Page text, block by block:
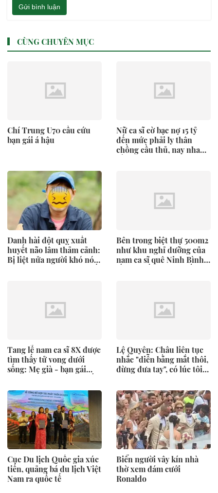
Gửi bình luận
CÙNG CHUYÊN MỤC
Chí Trung U70 cầu cứu
bạn gái á hậu
Nữ ca sĩ cờ bạc nợ 15 tỷ
đến mức phải ly thân
chồng cầu thủ, nay nhan
Danh hài đột quỵ xuất
huyết não lâm thảm cảnh:
Bị liệt nửa người khó nói
Bên trong biệt thự 500m2
như khu nghỉ dưỡng của
nam ca sĩ quê Ninh Bình
Tang lễ nam ca sĩ 8X được
tìm thấy tử vong dưới
sống: Mẹ già - bạn gái
thần đến tiễn biệt
Lệ Quyên: Châu liên tục
nhắc "diễn bằng mắt thôi,
đừng đưa tay", có lúc tôi
Cục Du lịch Quốc gia xúc
tiến, quảng bá du lịch Việt
Nam ra quốc tế
Biển người vây kín nhà
thờ xem đám cưới
Ronaldo